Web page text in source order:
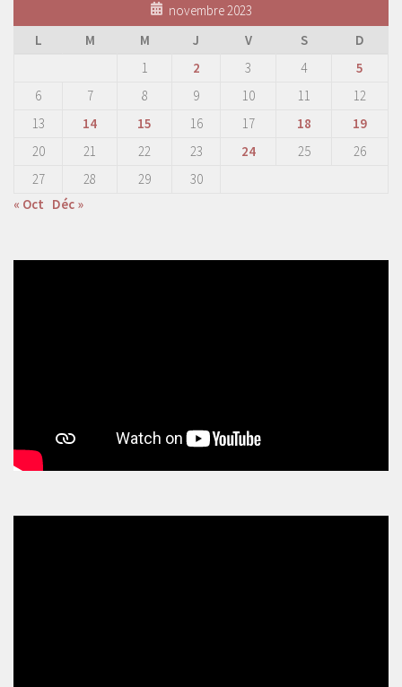
novembre 2023
L
M M J V S
D
1
2 3 4
5
6
7 8 9 10 11
12
13
14 15 16 17 18
19
20
21 22 23 24 25
26
27
28 29
30
« Oct Déc »